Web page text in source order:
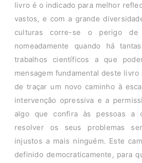
livro é o indicado para melhor
vastos, e com a grande
culturas corre-se o perigo de
nomeadamente quando há
trabalhos científicos a que
mensagem fundamental deste
de traçar um novo caminho à
intervenção opressiva e a
algo que confira às pessoas a
resolver os seus problemas
injustos a mais ninguém. Este
definido democraticamente, para